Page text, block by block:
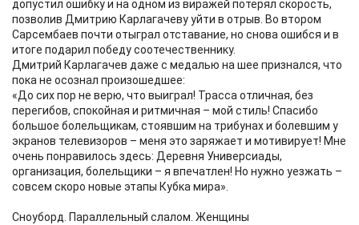
допустил ошибку и на одном из виражей потерял скорость,
позволив Дмитрию Карлагачеву уйти в отрыв. Во втором
Сарсембаев почти отыграл отставание, но снова ошибся и в
итоге подарил победу соотечественнику.
Дмитрий Карлагачев даже с медалью на шее признался, что
пока не осознал произошедшее:
«До сих пор не верю, что выиграл! Трасса отличная, без
перегибов, спокойная и ритмичная – мой стиль! Спасибо
большое болельщикам, стоявшим на трибунах и болевшим у
экранов телевизоров – меня это заряжает и мотивирует! Мне
очень понравилось здесь: Деревня Универсиады,
организация, болельщики – я впечатлен! Но нужно уезжать –
совсем скоро новые этапы Кубка мира».
Сноуборд. Параллельный слалом. Женщины